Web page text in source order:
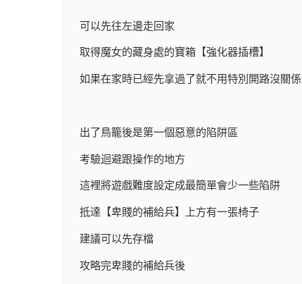
可以先往左邊走回家
取得魔女的藏身處的寶箱【強化器插槽】
如果在家時已經先拿過了就不用特別開路沒關係
出了鳥籠後是第一個惡意的陷阱區
考驗迴避跟操作的地方
這裡將遊戲難度設定成最簡單會少一些陷阱
抵達【卑賤的補給兵】上方有一張椅子
建議可以先存檔
攻略完卑賤的補給兵後